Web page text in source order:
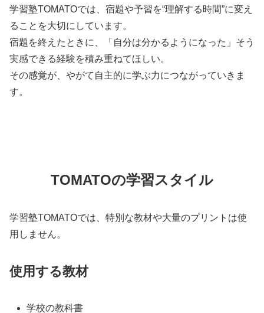
学習塾TOMATOでは、宿題や予習を“理解する時間”に変え
ることを大切にしています。
宿題を終えたときに、「自分は分かるようになった」そう
実感できる経験を積み重ねてほしい。
その感覚が、やがて自主的に学ぶ力につながっていきま
す。
TOMATOの学習スタイル
学習塾TOMATOでは、特別な教材や大量のプリントは使
用しません。
使用する教材
学校の教科書